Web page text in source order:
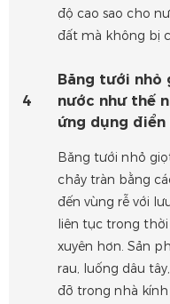
độ cao sao cho
đất mà không bị
4
Băng tưới
nước như thế
ứng dụng điển
Băng tưới nhỏ
chảy tràn bằng
đến vùng rễ với
liên tục trong
xuyên hơn. Sản
rau, luống dâu
đỡ trong nhà kính